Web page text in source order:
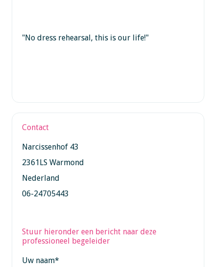
"No dress rehearsal, this is our life!"
Contact
Narcissenhof 43
2361LS Warmond
Nederland
06-24705443
Stuur hieronder een bericht naar deze
professioneel begeleider
Uw naam*